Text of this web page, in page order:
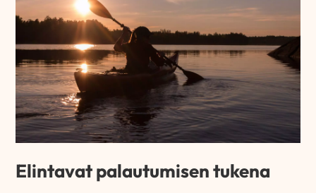
Elintavat palautumisen tukena